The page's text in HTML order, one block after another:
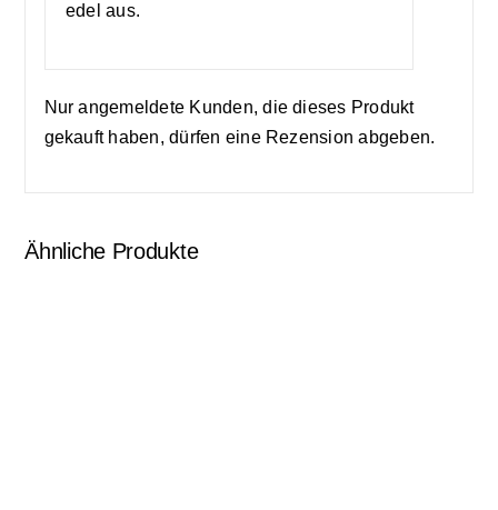
edel aus.
Nur angemeldete Kunden, die dieses Produkt
gekauft haben, dürfen eine Rezension abgeben.
Ähnliche Produkte